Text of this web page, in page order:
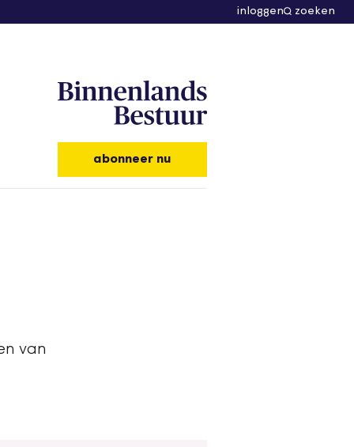
inloggen zoeken
abonneer nu
van